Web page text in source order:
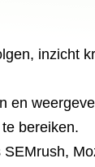
inzicht
bereiken.